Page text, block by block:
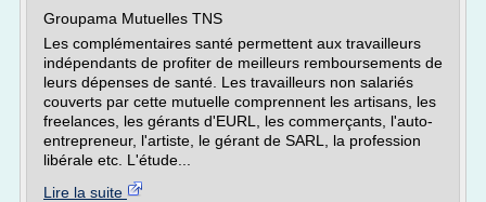
Groupama Mutuelles TNS
Les complémentaires santé permettent aux travailleurs
indépendants de profiter de meilleurs remboursements de
leurs dépenses de santé. Les travailleurs non salariés
couverts par cette mutuelle comprennent les artisans, les
freelances, les gérants d'EURL, les commerçants, l'auto-
entrepreneur, l'artiste, le gérant de SARL, la profession
libérale etc. L'étude...
Lire la suite